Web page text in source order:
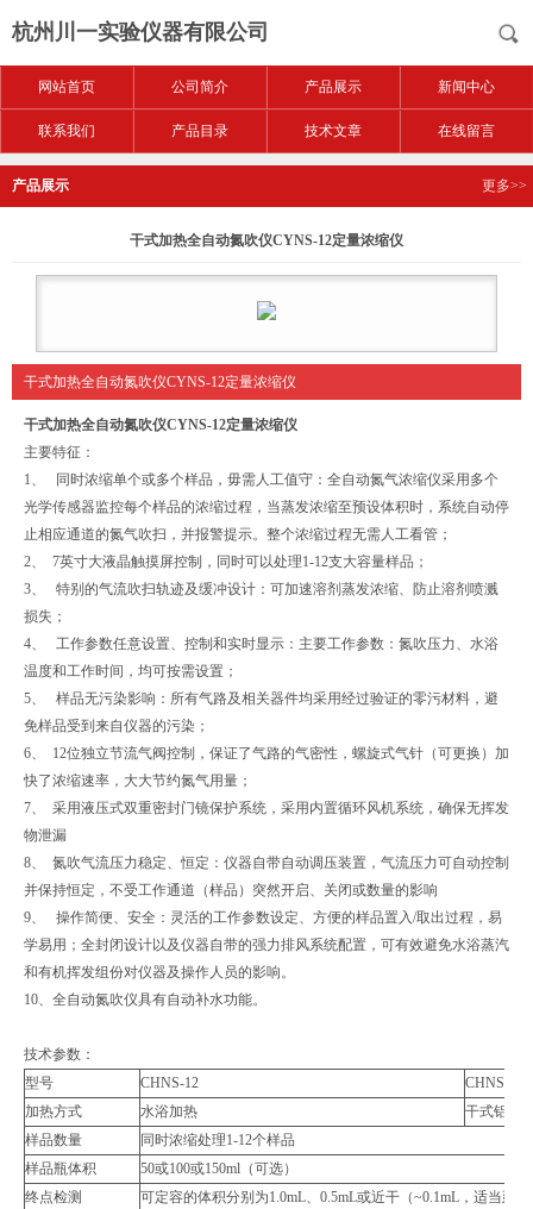
杭州川一实验仪器有限公司
网站首页 公司简介 产品展示 新闻中心
联系我们 产品目录 技术文章 在线留言
产品展示 更多>>
干式加热全自动氮吹仪CYNS-12定量浓缩仪
干式加热全自动氮吹仪CYNS-12定量浓缩仪
干式加热全自动氮吹仪CYNS-12定量浓缩仪
主要特征：
1、 同时浓缩单个或多个样品，毋需人工值守：全自动氮气浓缩仪采用多个
光学传感器监控每个样品的浓缩过程，当蒸发浓缩至预设体积时，系统自动停
止相应通道的氮气吹扫，并报警提示。整个浓缩过程无需人工看管；
2、 7英寸大液晶触摸屏控制，同时可以处理1-12支大容量样品；
3、 特别的气流吹扫轨迹及缓冲设计：可加速溶剂蒸发浓缩、防止溶剂喷溅
损失；
4、 工作参数任意设置、控制和实时显示：主要工作参数：氮吹压力、水浴
温度和工作时间，均可按需设置；
5、 样品无污染影响：所有气路及相关器件均采用经过验证的零污材料，避
免样品受到来自仪器的污染；
6、 12位独立节流气阀控制，保证了气路的气密性，螺旋式气针（可更换）加
快了浓缩速率，大大节约氮气用量；
7、 采用液压式双重密封门镜保护系统，采用内置循环风机系统，确保无挥发
物泄漏
8、 氮吹气流压力稳定、恒定：仪器自带自动调压装置，气流压力可自动控制
并保持恒定，不受工作通道（样品）突然开启、关闭或数量的影响
9、 操作简便、安全：灵活的工作参数设定、方便的样品置入/取出过程，易
学易用；全封闭设计以及仪器自带的强力排风系统配置，可有效避免水浴蒸汽
和有机挥发组份对仪器及操作人员的影响。
10、全自动氮吹仪具有自动补水功能。
技术参数：
型号
CHNS-12
CHNS-12S
加热方式
水浴加热
干式铝块
样品数量
同时浓缩处理1-12个样品
样品瓶体积
50或100或150ml（可选）
终点检测
可定容的体积分别为1.0mL、0.5mL或近干（~0.1mL，适当延